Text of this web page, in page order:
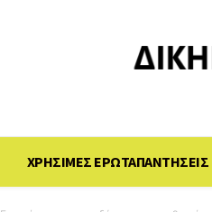
ΧΡΗΣΙΜΕΣ ΕΡΩΤΑΠΑΝΤΗΣΕΙΣ